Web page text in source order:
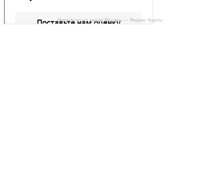
Иммергаз на карте Москвы — Яндекс Карты